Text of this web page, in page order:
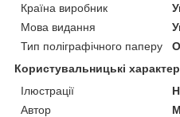
Країна виробник
Мова видання
Тип поліграфічного паперу
Користувальницькі
Ілюстрації
Автор